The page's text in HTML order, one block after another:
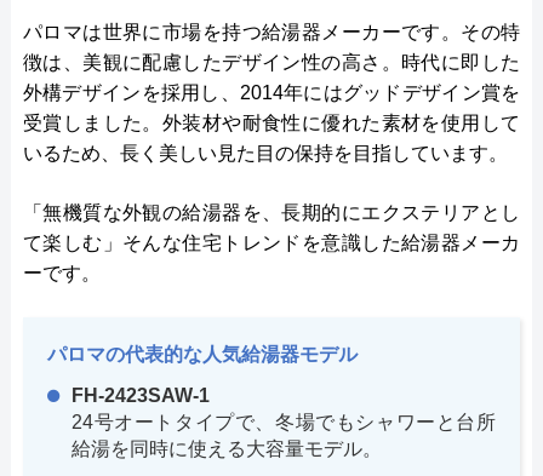
パロマは世界に市場を持つ給湯器メーカーです。その特
徴は、美観に配慮したデザイン性の高さ。時代に即した
外構デザインを採用し、2014年にはグッドデザイン賞を
受賞しました。外装材や耐食性に優れた素材を使用して
いるため、長く美しい見た目の保持を目指しています。
「無機質な外観の給湯器を、長期的にエクステリアとし
て楽しむ」そんな住宅トレンドを意識した給湯器メーカ
ーです。
パロマの代表的な人気給湯器モデル
FH-2423SAW-1
24号オートタイプで、冬場でもシャワーと台所
給湯を同時に使える大容量モデル。